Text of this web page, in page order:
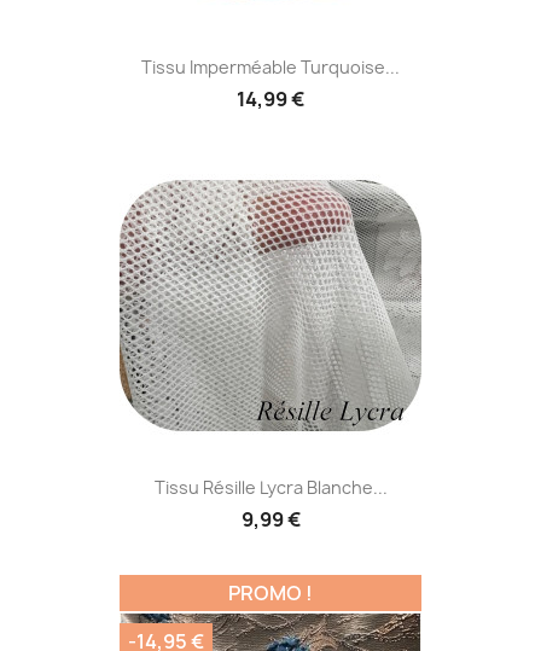
Tissu Imperméable Turquoise...
14,99 €
Tissu Résille Lycra Blanche...
9,99 €
PROMO !
-14,95 €